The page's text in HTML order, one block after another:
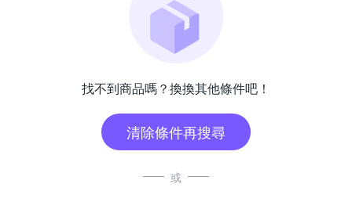
找不到商品嗎？換換其他條件吧！
清除條件再搜尋
或